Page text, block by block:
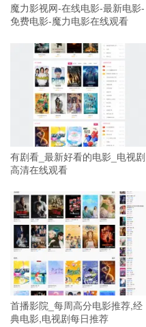
魔力影视网-在线电影-最新电影-
免费电影-魔力电影在线观看
有剧看_最新好看的电影_电视剧
高清在线观看
首播影院_每周高分电影推荐,经
典电影,电视剧每日推荐